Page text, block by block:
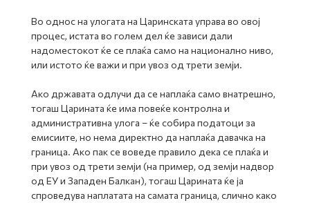
Во однос на улогата на Царинската управа во овој
процес, истата во голем дел ќе зависи дали
надоместокот ќе се плаќа само на национално ниво,
или истото ќе важи и при увоз од трети земји.
Ако државата одлучи да се наплаќа само внатрешно,
тогаш Царината ќе има повеќе контролна и
административна улога – ќе собира податоци за
емисиите, но нема директно да наплаќа давачка на
граница. Ако пак се воведе правило дека се плаќа и
при увоз од трети земји (на пример, од земји надвор
од ЕУ и Западен Балкан), тогаш Царината ќе ја
спроведува наплатата на самата граница, слично како